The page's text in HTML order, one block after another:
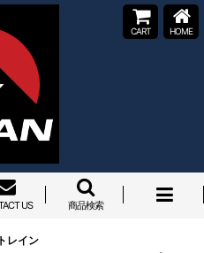
CART HOME
US 商品検索
レイン